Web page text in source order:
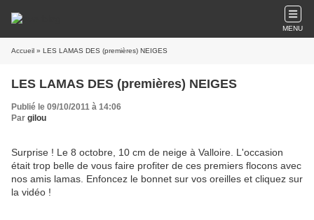
MENU
Accueil » LES LAMAS DES (premières) NEIGES
LES LAMAS DES (premières) NEIGES
Publié le 09/10/2011 à 14:06
Par gilou
Surprise ! Le 8 octobre, 10 cm de neige à Valloire. L'occasion
était trop belle de vous faire profiter de ces premiers flocons avec
nos amis lamas. Enfoncez le bonnet sur vos oreilles et cliquez sur
la vidéo !